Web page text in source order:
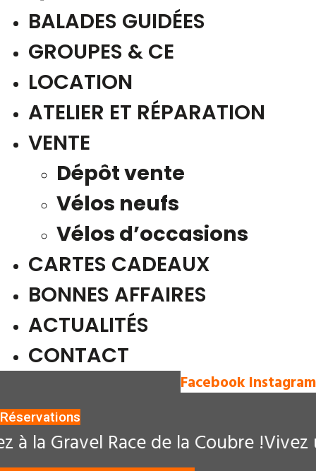
BALADES GUIDÉES
GROUPES & CE
LOCATION
ATELIER ET RÉPARATION
VENTE
Dépôt vente
Vélos neufs
Vélos d’occasions
CARTES CADEAUX
BONNES AFFAIRES
ACTUALITÉS
CONTACT
Facebook Instagram
Réservations
la Gravel Race de la Coubre !Vivez